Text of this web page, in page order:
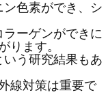
色素ができ、シ
ーゲンができに
ります。
う研究結果もあ
線対策は重要で